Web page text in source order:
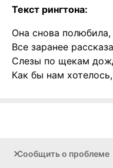
Текст рингтона:
Она снова полюбила,
Все заранее
Слезы по щекам
Как бы нам
Сообщить о проблеме